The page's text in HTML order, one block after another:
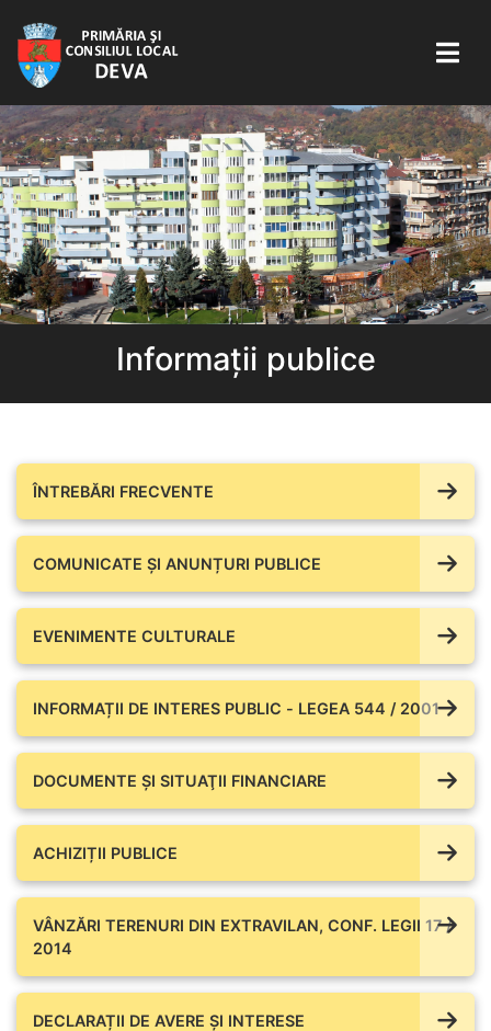
Informații publice
ÎNTREBĂRI FRECVENTE
COMUNICATE ŞI ANUNȚURI PUBLICE
EVENIMENTE CULTURALE
INFORMAȚII DE INTERES PUBLIC - LEGEA 544 / 2001
DOCUMENTE ŞI SITUAŢII FINANCIARE
ACHIZIȚII PUBLICE
VÂNZĂRI TERENURI DIN EXTRAVILAN, CONF. LEGII 17 /
2014
DECLARAȚII DE AVERE ŞI INTERESE